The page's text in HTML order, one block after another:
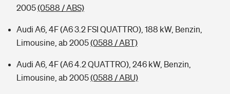
2005(0588 / ABS)
Audi A6, 4F (A6 3.2 FSI QUATTRO), 188 kW, Benzin,
Limousine, ab 2005(0588 / ABT)
Audi A6, 4F (A6 4.2 QUATTRO), 246 kW, Benzin,
Limousine, ab 2005(0588 / ABU)